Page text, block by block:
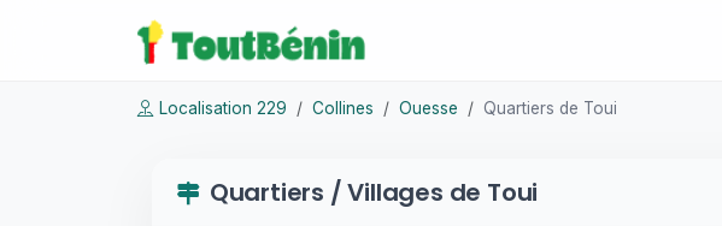
Localisation 229 Collines Ouesse Quartiers de Toui
Quartiers / Villages de Toui